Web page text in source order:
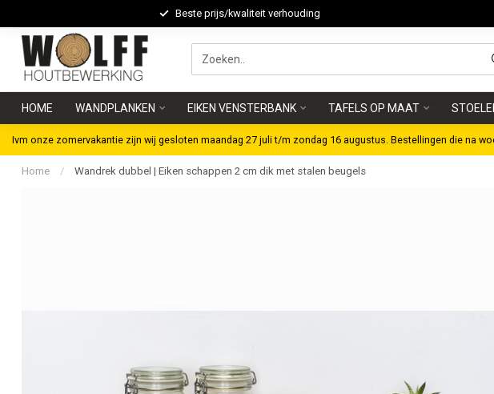
Beste prijs/kwaliteit verhouding
HOME WANDPLANKEN EIKEN VENSTERBANK TAFELS OP MAAT
Ivm onze zomervakantie zijn wij gesloten maandag 27 juli t/m zondag 16 augustus. Bestellingen die na
Home / Wandrek dubbel | Eiken schappen 2 cm dik met stalen beugels